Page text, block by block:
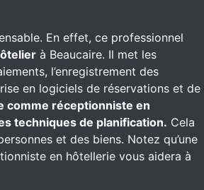
En effet, ce professionnel
à Beaucaire. Il met les
l’enregistrement des
en logiciels de réservations et de
comme réceptionniste en
techniques de planification. Cela
et des biens. Notez qu’une
en hôtellerie vous aidera à